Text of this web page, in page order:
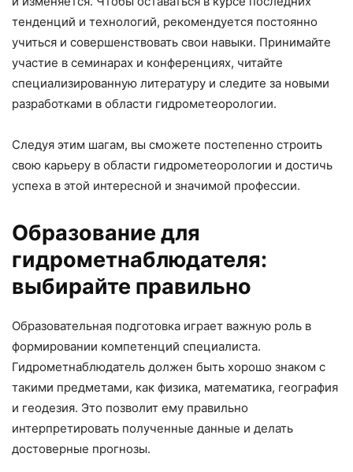
тенденций и технологий, рекомендуется постоянно
учиться и совершенствовать свои навыки. Принимайте
участие в семинарах и конференциях, читайте
специализированную литературу и следите за новыми
разработками в области гидрометеорологии.
Следуя этим шагам, вы сможете постепенно строить
свою карьеру в области гидрометеорологии и достичь
успеха в этой интересной и значимой профессии.
Образование для
гидрометнаблюдателя:
выбирайте правильно
Образовательная подготовка играет важную роль в
формировании компетенций специалиста.
Гидрометнаблюдатель должен быть хорошо знаком с
такими предметами, как физика, математика, география
и геодезия. Это позволит ему правильно
интерпретировать полученные данные и делать
достоверные прогнозы.